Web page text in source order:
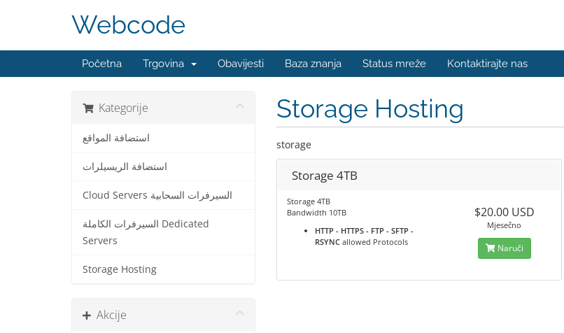
Webcode
Početna Trgovina Obavijesti Baza znanja Status mreže Kontaktirajte nas
Kategorije
استضافة المواقع
استضافة الريسيلرات
Cloud Servers السيرفرات السحابية
السيرفرات الكاملة Dedicated
Servers
Storage Hosting
Akcije
Storage Hosting
storage
Storage 4TB
Storage 4TB
Bandwidth 10TB
HTTP - HTTPS - FTP - SFTP -
RSYNCallowed Protocols
$20.00 USD
Mjesečno
Naruči